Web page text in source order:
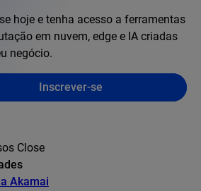
hoje e tenha acesso a ferramentas
em nuvem, edge e IA criadas
negócio.
Inscrever-se
Close
Akamai